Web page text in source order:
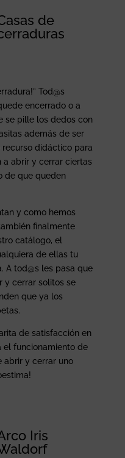
de
Tod@s
encerrado o a
se pille los dedos con
además de ser
didáctico para
a abrir y cerrar ciertas
de que queden
y como hemos
finalmente
catálogo, el
de ellas tu
A tod@s les pasa que
y cerrar solitos se
que ya los
de satisfacción en
el funcionamiento de
abrir y cerrar uno
Iris